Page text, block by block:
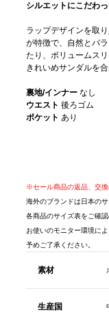
シルエットにこだわ
ラップデザインを取
が特徴で、自然とバ
たり、ボリュームス
きれいめサンダルを
裏地/インナー なし
ウエスト 後ろゴム
ポケット あり
※セール商品の返品、交換
海外のブランドは日本の
各商品のサイズ表をご確
お使いのモニター環境に
予めご了承ください。
素材
生産国